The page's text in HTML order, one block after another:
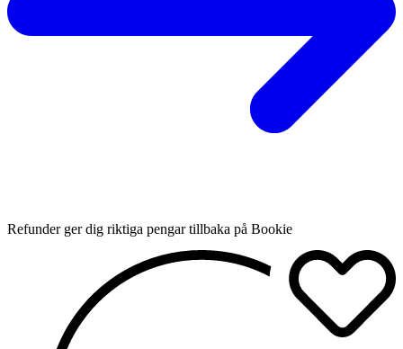
Refunder ger dig riktiga pengar tillbaka på Bookie